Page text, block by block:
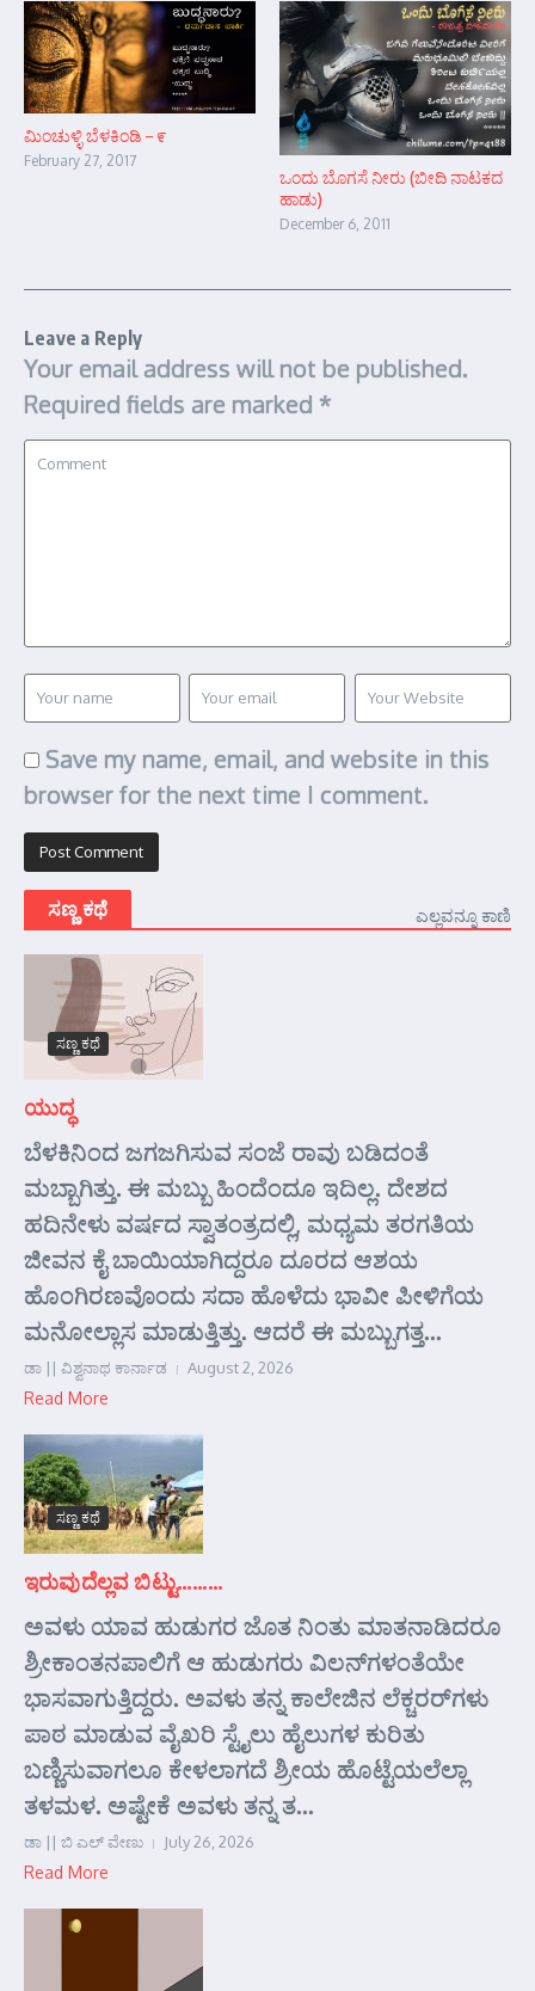
ಮಿಂಚುಳ್ಳಿ ಬೆಳಕಿಂಡಿ – ೯
February 27, 2017
ಒಂದು ಬೊಗಸೆ ನೀರು (ಬೀದಿ ನಾಟಕದ
ಹಾಡು)
December 6, 2011
Leave a Reply
Your email address will not be published.
Required fields are marked *
Save my name, email, and website in this
browser for the next time I comment.
ಸಣ್ಣ ಕಥೆ ಎಲ್ಲವನ್ನೂ ಕಾಣಿ
ಸಣ್ಣ ಕಥೆ
ಯುದ್ಧ
ಬೆಳಕಿನಿಂದ ಜಗಜಗಿಸುವ ಸಂಜೆ ರಾವು ಬಡಿದಂತೆ
ಮಬ್ಬಾಗಿತ್ತು. ಈ ಮಬ್ಬು ಹಿಂದೆಂದೂ ಇದಿಲ್ಲ. ದೇಶದ
ಹದಿನೇಳು ವರ್ಷದ ಸ್ವಾತಂತ್ರದಲ್ಲಿ, ಮಧ್ಯಮ ತರಗತಿಯ
ಜೀವನ ಕೈ ಬಾಯಿಯಾಗಿದ್ದರೂ ದೂರದ ಆಶಯ
ಹೊಂಗಿರಣವೊಂದು ಸದಾ ಹೊಳೆದು ಭಾವೀ ಪೀಳಿಗೆಯ
ಮನೋಲ್ಲಾಸ ಮಾಡುತ್ತಿತ್ತು. ಆದರೆ ಈ ಮಬ್ಬುಗತ್ತ...
ಡಾ || ವಿಶ್ವನಾಥ ಕಾರ್ನಾಡ August 2, 2026
Read More
ಸಣ್ಣ ಕಥೆ
ಇರುವುದೆಲ್ಲವ ಬಿಟ್ಟು………
ಅವಳು ಯಾವ ಹುಡುಗರ ಜೊತ ನಿಂತು ಮಾತನಾಡಿದರೂ
ಶ್ರೀಕಾಂತನಪಾಲಿಗೆ ಆ ಹುಡುಗರು ವಿಲನ್‌ಗಳಂತೆಯೇ
ಭಾಸವಾಗುತ್ತಿದ್ದರು. ಅವಳು ತನ್ನ ಕಾಲೇಜಿನ ಲೆಕ್ಚರರ್‌ಗಳು
ಪಾಠ ಮಾಡುವ ವೈಖರಿ ಸ್ಟೈಲು ಹೈಲುಗಳ ಕುರಿತು
ಬಣ್ಣಿಸುವಾಗಲೂ ಕೇಳಲಾಗದೆ ಶ್ರೀಯ ಹೊಟ್ಟೆಯಲೆಲ್ಲಾ
ತಳಮಳ. ಅಷ್ಟೇಕೆ ಅವಳು ತನ್ನ ತ...
ಡಾ || ಬಿ ಎಲ್ ವೇಣು July 26, 2026
Read More